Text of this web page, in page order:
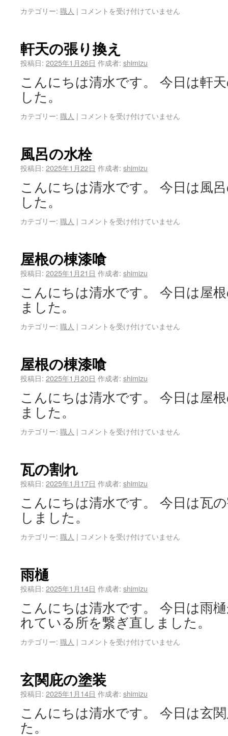
カテゴリー: 職人 | コメントを受け付けていません
軒天の張り換え
投稿日: 2025年1月26日 作成者: shimizu
こんにちは清水です。 今日は軒
した。
カテゴリー: 職人 | コメントを受け付けていません
風呂の水栓
投稿日: 2025年1月22日 作成者: shimizu
こんにちは清水です。 今日は風
した。
カテゴリー: 職人 | コメントを受け付けていません
屋根の棟漆喰
投稿日: 2025年1月21日 作成者: shimizu
こんにちは清水です。 今日は屋
ました。
カテゴリー: 職人 | コメントを受け付けていません
屋根の棟漆喰
投稿日: 2025年1月20日 作成者: shimizu
こんにちは清水です。 今日は屋
ました。
カテゴリー: 職人 | コメントを受け付けていません
瓦の割れ
投稿日: 2025年1月17日 作成者: shimizu
こんにちは清水です。 今日は瓦
しました。
カテゴリー: 職人 | コメントを受け付けていません
雨樋
投稿日: 2025年1月14日 作成者: shimizu
こんにちは清水です。 今日は雨
れている所を繋ぎ直しました。
カテゴリー: 職人 | コメントを受け付けていません
玄関庇の塗装
投稿日: 2025年1月14日 作成者: shimizu
こんにちは清水です。 今日は玄
た。